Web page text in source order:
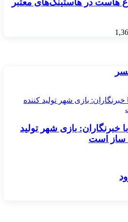
هاست در هاستینگ‌های معتبر
خبرنگاران: بازی شهر تولید
ساز است